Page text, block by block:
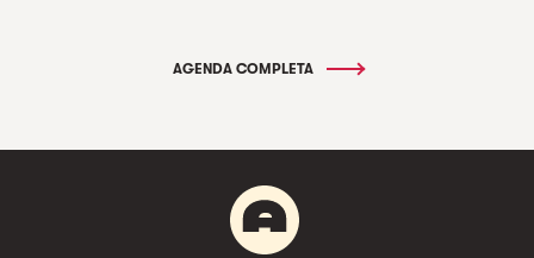
AGENDA COMPLETA